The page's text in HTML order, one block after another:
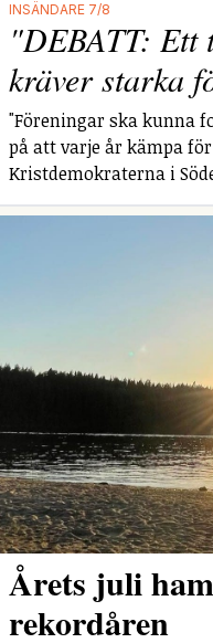
INSÄNDARE 7/8
"DEBATT: Ett
kräver starka
"Föreningar ska kunna
på att varje år kämpa
Kristdemokraterna i
Årets juli
rekordåren